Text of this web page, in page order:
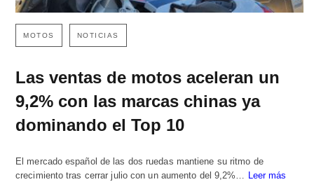
MOTOS NOTICIAS
Las ventas de motos aceleran un
9,2% con las marcas chinas ya
dominando el Top 10
El mercado español de las dos ruedas mantiene su ritmo de
crecimiento tras cerrar julio con un aumento del 9,2%… Leer más